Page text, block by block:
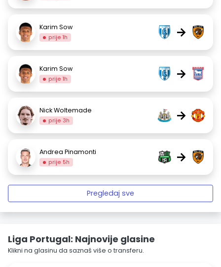
Karim Sow
prije 1h →
Karim Sow
prije 1h →
Nick Woltemade
prije 3h →
Andrea Pinamonti
prije 5h →
Pregledaj sve
Liga Portugal: Najnovije glasine
Klikni na glasinu da saznaš više o transferu.